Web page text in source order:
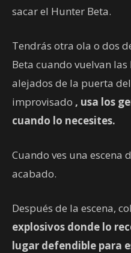
sacar el Hunter Beta.
Tendrás otra ola o dos
Beta cuando vuelvan
alejados de la puerta
improvisado , usa los
cuando lo necesites.
Cuando ves una escena
acabado.
Después de la escena,
explosivos donde lo
lugar defendible para